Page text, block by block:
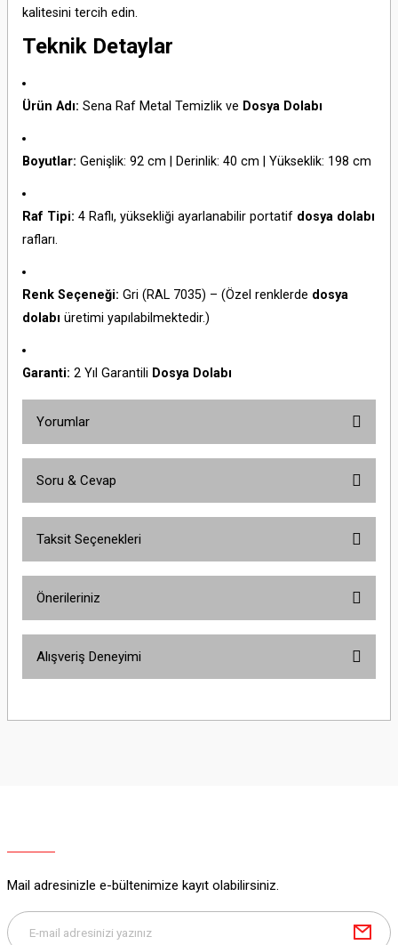
kalitesini tercih edin.
Teknik Detaylar
Ürün Adı: Sena Raf Metal Temizlik ve Dosya Dolabı
Boyutlar: Genişlik: 92 cm | Derinlik: 40 cm | Yükseklik: 198 cm
Raf Tipi: 4 Raflı, yüksekliği ayarlanabilir portatif dosya dolabı
rafları.
Renk Seçeneği: Gri (RAL 7035) – (Özel renklerde dosya
dolabı üretimi yapılabilmektedir.)
Garanti: 2 Yıl Garantili Dosya Dolabı
Yorumlar
Soru & Cevap
Taksit Seçenekleri
Önerileriniz
yetersiz gördüğünüz noktaları öneri formunu kullanarak tarafımıza
Alışveriş Deneyimi
Mail adresinizle e-bültenimize kayıt olabilirsiniz.